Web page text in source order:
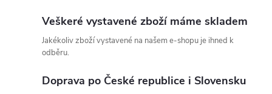
Veškeré vystavené zboží máme skladem
Jakékoliv zboží vystavené na našem e-shopu je ihned k
odběru.
Doprava po České republice i Slovensku